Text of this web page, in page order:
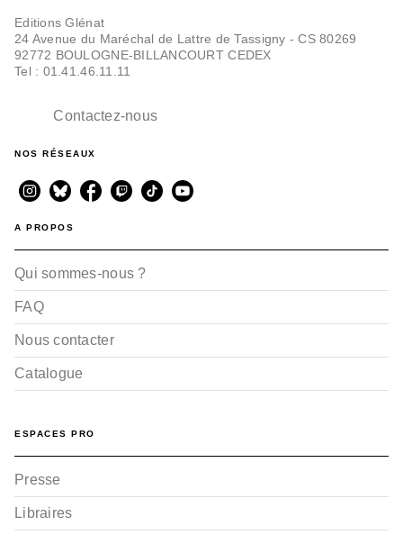
Editions Glénat
24 Avenue du Maréchal de Lattre de Tassigny - CS 80269
92772 BOULOGNE-BILLANCOURT CEDEX
Tel : 01.41.46.11.11
Contactez-nous
NOS RÉSEAUX
A PROPOS
Qui sommes-nous ?
FAQ
Nous contacter
Catalogue
ESPACES PRO
Presse
Libraires